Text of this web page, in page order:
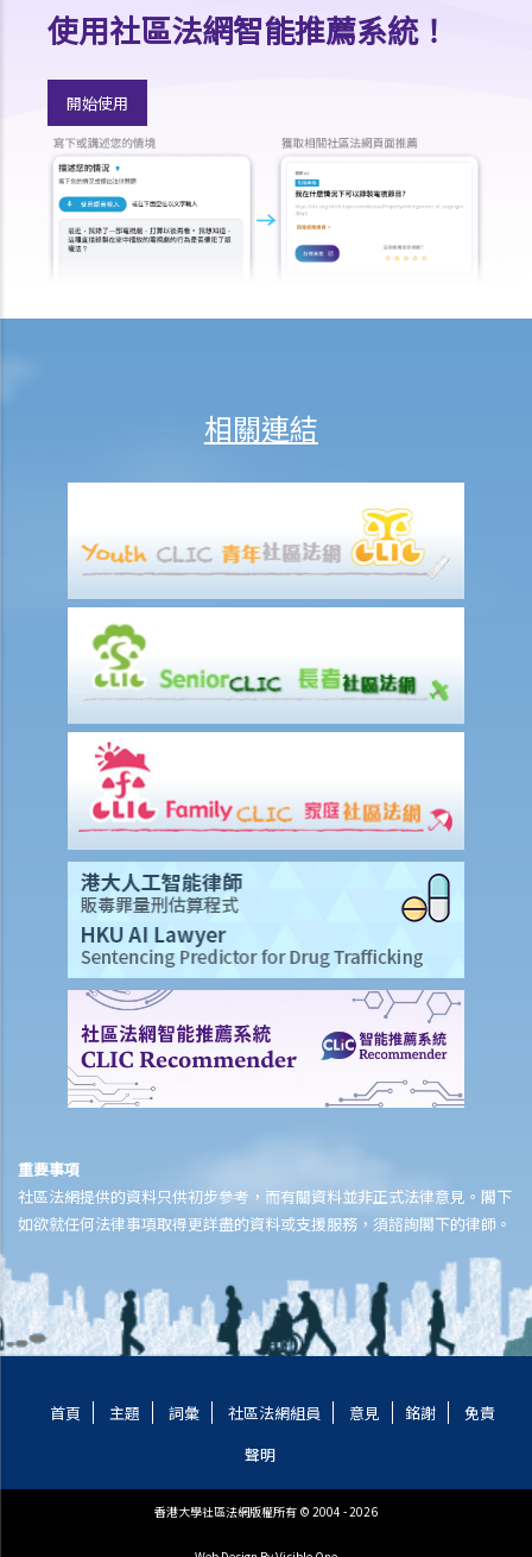
一般事項
1. 在涉及殘疾歧視的問題內，歧視、騷擾及中傷的定義是甚麼？
2. 僱主可在甚麼情況下拒絕聘用或解僱一名殘疾人士？假如我患有嚴重
腳傷，是否一定無機會獲得聘用？
3. 假如某僱員患有傳染病或愛滋病，僱主可否解僱該僱員？
4. 如果我作出投訴後受到更差的對待，那怎麼辦？假如我的朋友為我作
證而同樣受到歧視，是否亦可以提出投訴？
5. 假如我的親人或朋友是殘疾人士，並受到他人歧視，我可否代表他們
7. 若一名肢體傷殘人士在某些特別的設施協助下，才可應付某項工作，
僱主是否需要在工作地方內作出相應的調整 / 改動？僱主可否拒絕聘請
（或解僱）該人？
8. 因受肢體傷殘影響，我乘的士時經常遇到困難，的士司機應否提供協
助？如司機拒絕接載我，將會怎樣？
9. 我是輪椅使用者，我是否與其他人一樣享有平等機會進入及使用公共
建築物及社會設施？
10. 我發現供殘疾人士使用的洗手間經常被大廈用戶改為貯物室，這情
況是否觸犯《殘疾歧視條例》？
11. 我的兒子是弱智小朋友，我為他申請入讀主流幼兒園而被拒，該幼
兒園是否已觸犯《殘疾歧視條例》？假如他被取錄入學，該幼兒園是否
有責任為他提供特別的服務或設施以幫助他學習？
12. 如果我的同事公然取笑某弱智的同事而他 / 她不滿，這是否屬於歧視
13. 我欲租住房屋，並已和業主談妥各項租約條款，惟業主知道與我同
住的親人是弱智人士後，即拒絕租出房屋。該業主有否觸犯《殘疾歧視
條例》？
精神病患者 / 精神病康復者
14. 僱主可否因為我患有精神病，而拒絕聘用我、給我較差的待遇或解
僱我？
聽覺受損者或視障人士
16. 聽覺受損人士可以配戴助聽器參加面試嗎？
17. 僱主可否因我有視覺障礙，而以工作環境會對我有高度危險為理由
長期病患者
18. 假如我是長期病患者，是否仍受到《殘疾歧視條例》所保障？長期
19. 如果僱主得悉我長期病患的狀況，或知道我需要定期接受治療，他 /
20. 假如我感染了愛滋病病毒，是否仍受到《殘疾歧視條例》所保障？
假如我到醫院或診所求診，他們能否拒絕醫治我？
使用社區法網智能推薦系統！
開始使用
相關連結
重要事項
社區法網提供的資料只供初步參考，而有關資料並非正式法律意見。閣下
如欲就任何法律事項取得更詳盡的資料或支援服務，須諮詢閣下的律師。
首頁 主題 詞彙 社區法網組員 意見 銘謝
免責
聲明
香港大學社區法網版權所有 © 2004 - 2026